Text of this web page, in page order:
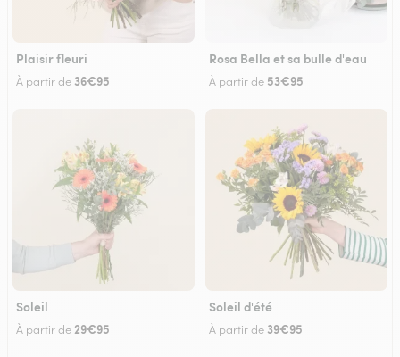
Plaisir fleuri
À partir de 36€95
Rosa Bella et sa bulle d'eau
À partir de 53€95
Soleil
À partir de 29€95
Soleil d'été
À partir de 39€95